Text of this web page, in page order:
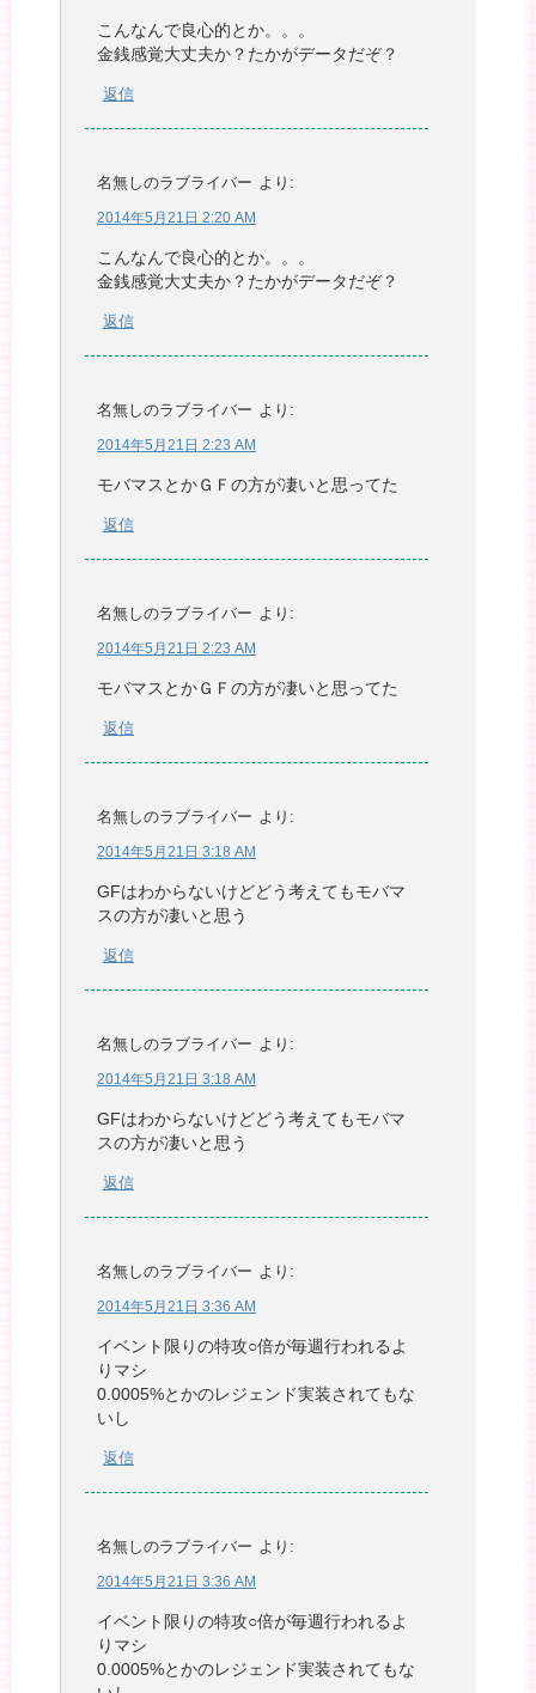
こんなんで良心的とか。。。
金銭感覚大丈夫か？たかがデータだぞ？
返信
名無しのラブライバー より:
2014年5月21日 2:20 AM
こんなんで良心的とか。。。
金銭感覚大丈夫か？たかがデータだぞ？
返信
名無しのラブライバー より:
2014年5月21日 2:23 AM
モバマスとかＧＦの方が凄いと思ってた
返信
名無しのラブライバー より:
2014年5月21日 2:23 AM
モバマスとかＧＦの方が凄いと思ってた
返信
名無しのラブライバー より:
2014年5月21日 3:18 AM
GFはわからないけどどう考えてもモバマ
スの方が凄いと思う
返信
名無しのラブライバー より:
2014年5月21日 3:18 AM
GFはわからないけどどう考えてもモバマ
スの方が凄いと思う
返信
名無しのラブライバー より:
2014年5月21日 3:36 AM
イベント限りの特攻○倍が毎週行われるよ
りマシ
0.0005%とかのレジェンド実装されてもな
いし
返信
名無しのラブライバー より:
2014年5月21日 3:36 AM
イベント限りの特攻○倍が毎週行われるよ
りマシ
0.0005%とかのレジェンド実装されてもな